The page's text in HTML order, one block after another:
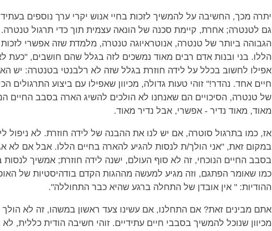
יתרה מכך, החשיבה על להמשיך לזכות בחיי אנוש יקרי ערך נוספים
גם לטנטרה; אחרת, קיימת סכנה של הונאה עצמית תוך כדי תרגול
הגבוהה ביותר של טנטרה, אנוטראיוגה טנטרה, מלמדת שזה אפשרי
הללו. בני ובנות אדם רבים מאוד נמשכים לזה בגלל שהם חושבים, "כעת
אפילו לחשוב בכלל על לידה חוזרת בגלל שזה לא רלבנטי בטנטרה: יש
חיים אחד. נהדר!" זוהי טעות גדולה, מכיוון שאפילו עם ביצוע התרגולים
של טנטרה, הסיכויים הם שאנחנו לא הולכים להשיג הארה בסבב החיים
מאוד, מאוד נדיר - אפשרי, אבל נדיר מאוד.
אז, כמו בתרגול סוטרה, אם יש לנו את ההבנה של לידה חוזרת. לא ניפול
במקום זאת, "אני הולך/ת לנסות להגיע להארה בחיים הללו. אבל אם לא
בסבב החיים הנוכחי, זה לא סוף העולם, ישנה לידה חוזרת; אמשיך
כמו שאומר הפתגם, וזה מגיע למעשה מההגות הקדם בודהיסטיות של
ההודיות: " אין אובדן של התחלה ברגע שהיא כבר התחוללה".
אתם מבינים זאת? אם התחלנו, אם עשינו צעד ראשון במשהו, זה לא הולך
מכיוון שנוכל להמשיך בסבבי חיים עתידיים. זוהי חשיבה הודית כללית,